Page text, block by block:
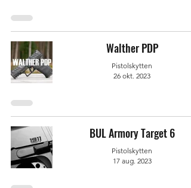
Walther PDP
Pistolskytten
26 okt. 2023
BUL Armory Target 6
Pistolskytten
17 aug. 2023